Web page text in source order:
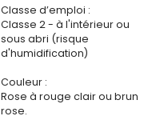
Classe d’emploi :
Classe 2 - à l'intérieur ou
sous abri (risque
d'humidification)
Couleur :
Rose à rouge clair ou brun
rose.